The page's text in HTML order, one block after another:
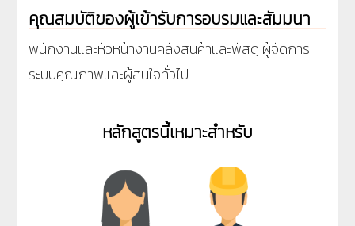
คุณสมบัติของผู้เข้ารับการอบรมและสัมมนา
พนักงานและหัวหน้างานคลังสินค้าและพัสดุ ผู้จัดการ
ระบบคุณภาพและผู้สนใจทั่วไป
หลักสูตรนี้เหมาะสำหรับ